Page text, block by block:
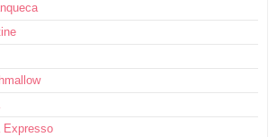
Expresso